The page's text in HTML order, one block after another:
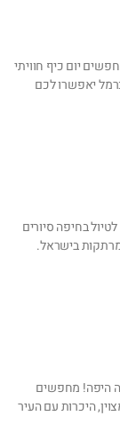
יום כיף חוויתי
יאפשרו לכם
בחיפה סיורים
בישראל.
היפה! מחפשים
היכרות עם העיר